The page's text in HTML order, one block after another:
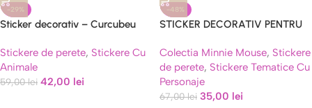
-29%
Sticker decorativ – Curcubeu
(Cod 480B)
Stickere de perete, Stickere Cu
Animale
59,00lei 42,00 lei
-48%
STICKER DECORATIV PENTRU
471B
Colectia Minnie Mouse, Stickere
de perete, Stickere Tematice Cu
Personaje
67,00lei 35,00 lei